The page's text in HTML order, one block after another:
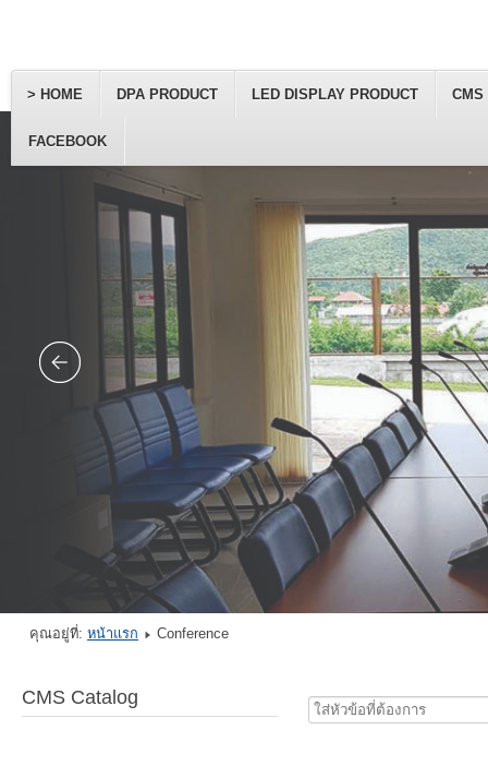
> HOME DPA PRODUCT LED DISPLAY PRODUCT CMS
FACEBOOK
คุณอยู่ที่: หน้าแรก Conference
CMS Catalog
ใส่